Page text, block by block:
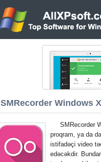
SMRecorder Windows
SMRecorder
proqram, ya da
istifadəçi video
edəcəkdir.